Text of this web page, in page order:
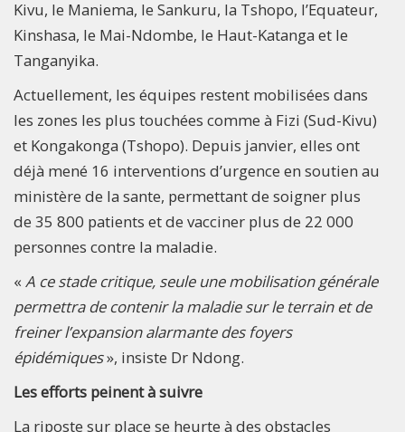
Kivu, le Maniema, le Sankuru, la Tshopo, l’Equateur,
Kinshasa, le Mai-Ndombe, le Haut-Katanga et le
Tanganyika.
Actuellement, les équipes restent mobilisées dans
les zones les plus touchées comme à Fizi (Sud-Kivu)
et Kongakonga (Tshopo). Depuis janvier, elles ont
déjà mené 16 interventions d’urgence en soutien au
ministère de la sante, permettant de soigner plus
de 35 800 patients et de vacciner plus de 22 000
personnes contre la maladie.
« A ce stade critique, seule une mobilisation générale
permettra de contenir la maladie sur le terrain et de
freiner l’expansion alarmante des foyers
épidémiques», insiste Dr Ndong.
Les efforts peinent à suivre
La riposte sur place se heurte à des obstacles